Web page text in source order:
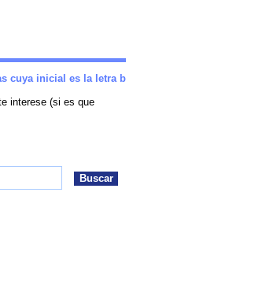
cuya inicial es la letra b
interese (si es que